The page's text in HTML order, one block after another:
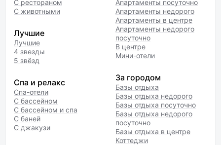
С рестораном
С животными
Лучшие
Лучшие
4 звезды
5 звёзд
Спа и релакс
Спа-отели
С бассейном
С бассейном и спа
С баней
С джакузи
Апартаменты посуточно
Апартаменты недорого
Апартаменты в центре
Апартаменты недорого
посуточно
В центре
Мини-отели
За городом
Базы отдыха
Базы отдыха недорого
Базы отдыха посуточно
Базы отдыха недорого
посуточно
Базы отдыха в центре
Коттеджи